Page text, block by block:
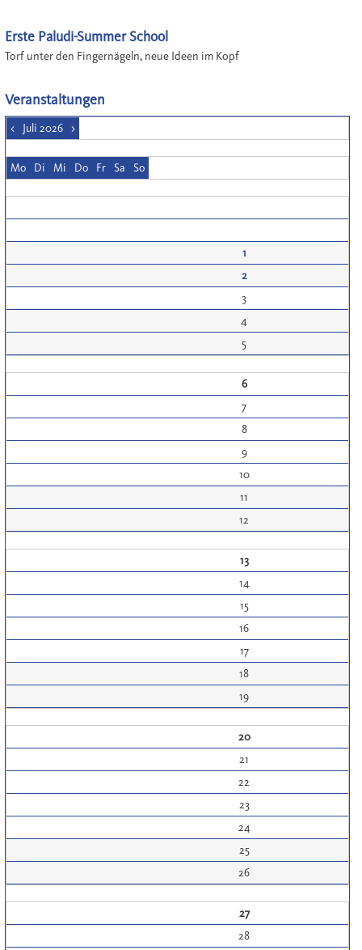
Erste Paludi-Summer School
Torf unter den Fingernägeln, neue Ideen im Kopf
Veranstaltungen
< Juli 2026 >
Mo Di Mi Do Fr Sa So
1
2
3
4
5
6
7
8
9
10
11
12
13
14
15
16
17
18
19
20
21
22
23
24
25
26
27
28